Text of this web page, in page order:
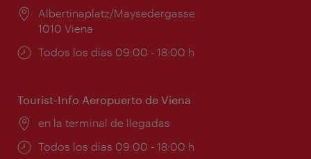
Lugar:
Albertinaplatz/Maysedergasse
1010 Viena
Horarios
Todos los días 09:00 - 18:00 h
Tourist-Info Aeropuerto de Viena
Lugar:
en la terminal de llegadas
Horarios
Todos los días 09:00 - 18:00 h